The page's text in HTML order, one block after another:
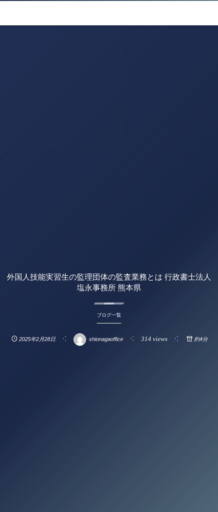
外国人技能実習生の監理団体の監査業務とは 行政書士法人
塩永事務所 熊本県
ブログ一覧
2025年2月28日 shionagaoffice 314 views 約4分